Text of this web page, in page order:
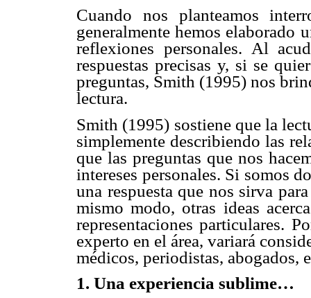
Cuando nos planteamos
generalmente hemos elaborado
reflexiones personales. Al
respuestas precisas y, si se
preguntas, Smith (1995) nos
lectura.
Smith (1995) sostiene que la
simplemente describiendo las
que las preguntas que nos
intereses personales. Si somos
una respuesta que nos sirva
mismo modo, otras ideas
representaciones particulares.
experto en el área, variará
médicos, periodistas, abogados,
1. Una experiencia sublime…